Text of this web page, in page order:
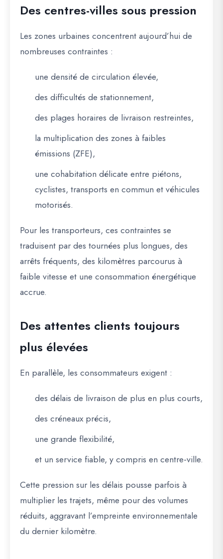
Des centres-villes sous pression
Les zones urbaines concentrent aujourd’hui de
nombreuses contraintes :
une densité de circulation élevée,
des difficultés de stationnement,
des plages horaires de livraison restreintes,
la multiplication des zones à faibles
émissions (ZFE),
une cohabitation délicate entre piétons,
cyclistes, transports en commun et véhicules
motorisés.
Pour les transporteurs, ces contraintes se
traduisent par des tournées plus longues, des
arrêts fréquents, des kilomètres parcourus à
faible vitesse et une consommation énergétique
accrue.
Des attentes clients toujours
plus élevées
En parallèle, les consommateurs exigent :
des délais de livraison de plus en plus courts,
des créneaux précis,
une grande flexibilité,
et un service fiable, y compris en centre-ville.
Cette pression sur les délais pousse parfois à
multiplier les trajets, même pour des volumes
réduits, aggravant l’empreinte environnementale
du dernier kilomètre.